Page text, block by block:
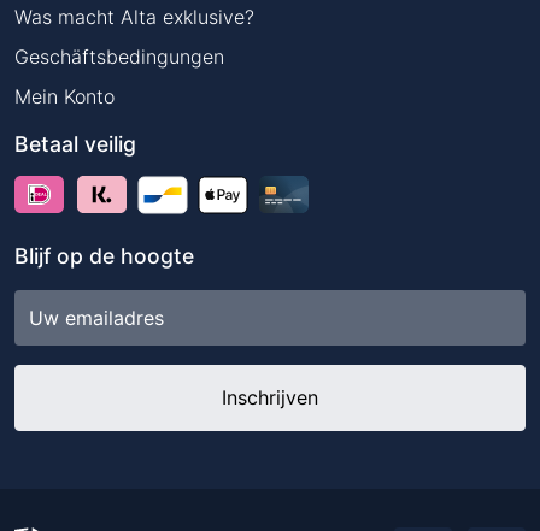
Was macht Alta exklusive?
Geschäftsbedingungen
Mein Konto
Betaal veilig
Blijf op de hoogte
mailadres